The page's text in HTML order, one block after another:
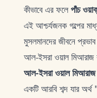
কীভাবে এর ফলেপাঁচ
এই আশ্চর্যজনক গল্পের
মুসলমানদের জীবনে
আল-ইসরা ওয়াল মিআরাজ
আল-ইসরা ওয়াল মিআরাজ
একটি আরবি শব্দ যার অর্থ